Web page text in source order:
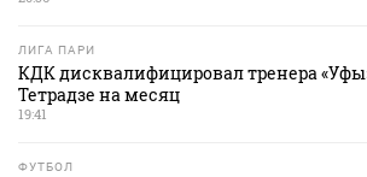
ЛИГА ПАРИ
КДК дисквалифицировал тренера
Тетрадзе на месяц
19:41
ФУТБОЛ